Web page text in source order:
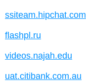
ssiteam.hipchat.com
flashpl.ru
videos.najah.edu
uat.citibank.com.au